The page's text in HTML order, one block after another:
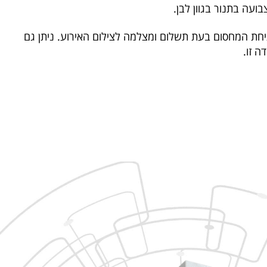
בתנור בגוון לבן.
המחסום בעת תשלום ומצלמה לצילום האירוע. ניתן גם
זו.